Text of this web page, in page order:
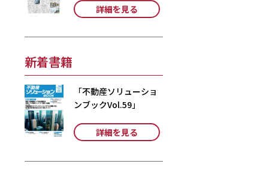
詳細を見る
新着書籍
「不動産ソリューショ
ンブックVol.59」
詳細を見る